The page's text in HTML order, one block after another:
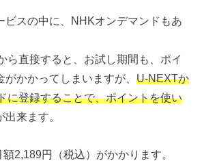
ビスの中に、NHKオンデマンドもあ
ら直接すると、お試し期間も、ポイ
がかかってしまいますが、U-NEXTか
に登録することで、ポイントを使い
来ます。
2,189円（税込）がかかります。